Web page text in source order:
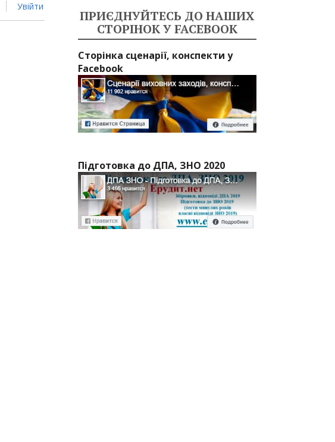
Увійти
ПРИЄДНУЙТЕСЬ ДО НАШИХ
СТОРІНОК У FACEBOOK
Сторінка сценарії, конспекти у
Facebook
Підготовка до ДПА, ЗНО 2020